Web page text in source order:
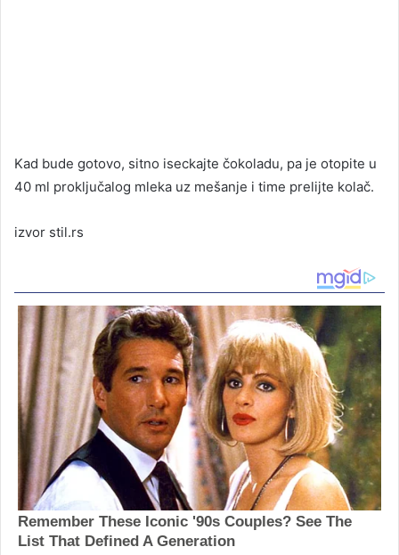
Kad bude gotovo, sitno iseckajte čokoladu, pa je otopite u
40 ml proključalog mleka uz mešanje i time prelijte kolač.
izvor stil.rs